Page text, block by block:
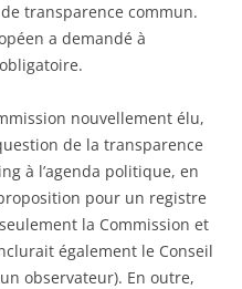
transparence commun.
a demandé à
nouvellement élu,
de la transparence
à l’agenda politique, en
pour un registre
la Commission et
également le Conseil
observateur). En outre,